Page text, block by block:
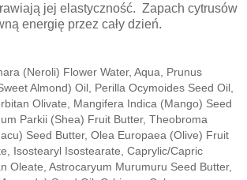
jej elastyczność. Zapach cytrusów
energię przez cały dzień.
(Neroli) Flower Water, Aqua, Prunus
Almond) Oil, Perilla Ocymoides Seed Oil,
Olivate, Mangifera Indica (Mango) Seed
Parkii (Shea) Fruit Butter, Theobroma
Seed Butter, Olea Europaea (Olive) Fruit
Isostearyl Isostearate, Caprylic/Capric
Oleate, Astrocaryum Murumuru Seed Butter,